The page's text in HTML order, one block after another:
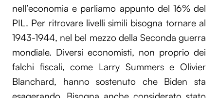
nell’economia e parliamo appunto del 16% del
PIL. Per ritrovare livelli simili bisogna tornare al
1943-1944, nel bel mezzo della Seconda guerra
mondiale. Diversi economisti, non proprio dei
falchi fiscali, come Larry Summers e Olivier
Blanchard, hanno sostenuto che Biden sta